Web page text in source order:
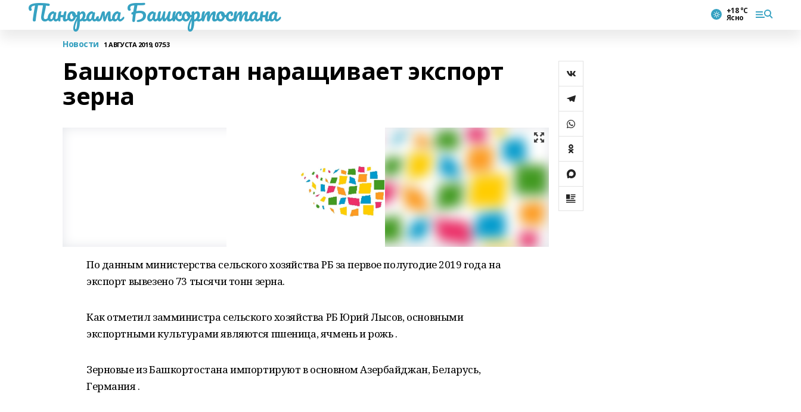
Панорама Башкортостана +18 °С
Ясно
Новости 1 АВГУСТА 2019, 07:53
Башкортостан наращивает экспорт
зерна
По данным министерства сельского хозяйства РБ за первое полугодие 2019 года на
экспорт вывезено 73 тысячи тонн зерна.
Как отметил замминистра сельского хозяйства РБ Юрий Лысов, основными
экспортными культурами являются пшеница, ячмень и рожь .
Зерновые из Башкортостана импортируют в основном Азербайджан, Беларусь,
Германия .